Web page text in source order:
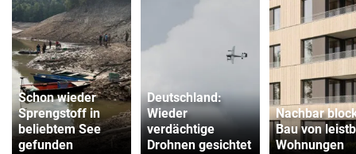
Schon wieder
Sprengstoff in
beliebtem See
gefunden
Deutschland:
Wieder
verdächtige
Drohnen gesichtet
Nachbar
Bau von
Wohnungen